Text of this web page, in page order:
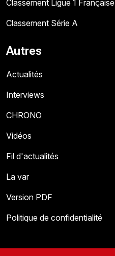
Classement Ligue 1 Française
Classement Série A
Autres
Actualités
Interviews
CHRONO
Vidéos
Fil d'actualités
La var
Version PDF
Politique de confidentialité